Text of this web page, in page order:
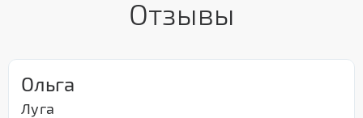
Отзывы
Ольга
Луга